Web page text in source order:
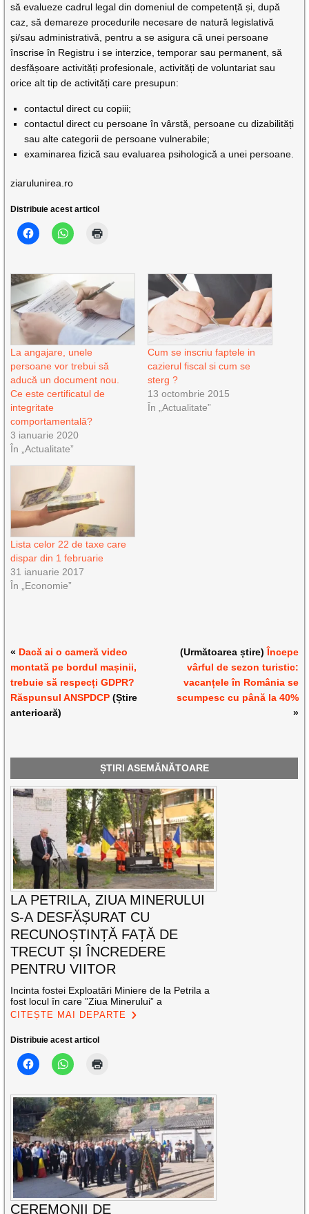
să evalueze cadrul legal din domeniul de competență și, după
caz, să demareze procedurile necesare de natură legislativă
și/sau administrativă, pentru a se asigura că unei persoane
înscrise în Registru i se interzice, temporar sau permanent, să
desfășoare activități profesionale, activități de voluntariat sau
orice alt tip de activități care presupun:
contactul direct cu copiii;
contactul direct cu persoane în vârstă, persoane cu dizabilități
sau alte categorii de persoane vulnerabile;
examinarea fizică sau evaluarea psihologică a unei persoane.
ziarulunirea.ro
Distribuie acest articol
La angajare, unele
persoane vor trebui să
aducă un document nou.
Ce este certificatul de
integritate
comportamentală?
3 ianuarie 2020
În „Actualitate”
Cum se inscriu faptele in
cazierul fiscal si cum se
sterg ?
13 octombrie 2015
În „Actualitate”
Lista celor 22 de taxe care
dispar din 1 februarie
31 ianuarie 2017
În „Economie”
« Dacă ai o cameră video
montată pe bordul mașinii,
trebuie să respecți GDPR?
Răspunsul ANSPDCP (Știre
anterioară)
(Următoarea știre) Începe
vârful de sezon turistic:
vacanțele în România se
scumpesc cu până la 40%
»
ȘTIRI ASEMĂNĂTOARE
LA PETRILA, ZIUA MINERULUI
S-A DESFĂȘURAT CU
RECUNOȘTINȚĂ FAȚĂ DE
TRECUT ȘI ÎNCREDERE
PENTRU VIITOR
Incinta fostei Exploatări Miniere de la Petrila a
fost locul în care ”Ziua Minerului” a
CITEȘTE MAI DEPARTE
Distribuie acest articol
CEREMONII DE